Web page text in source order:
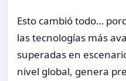
Esto cambió todo…
las tecnologías más
superadas en
nivel global, genera